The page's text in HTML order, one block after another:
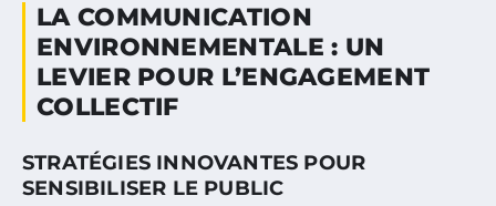
LA COMMUNICATION
ENVIRONNEMENTALE : UN
LEVIER POUR L’ENGAGEMENT
COLLECTIF
STRATÉGIES INNOVANTES POUR
SENSIBILISER LE PUBLIC